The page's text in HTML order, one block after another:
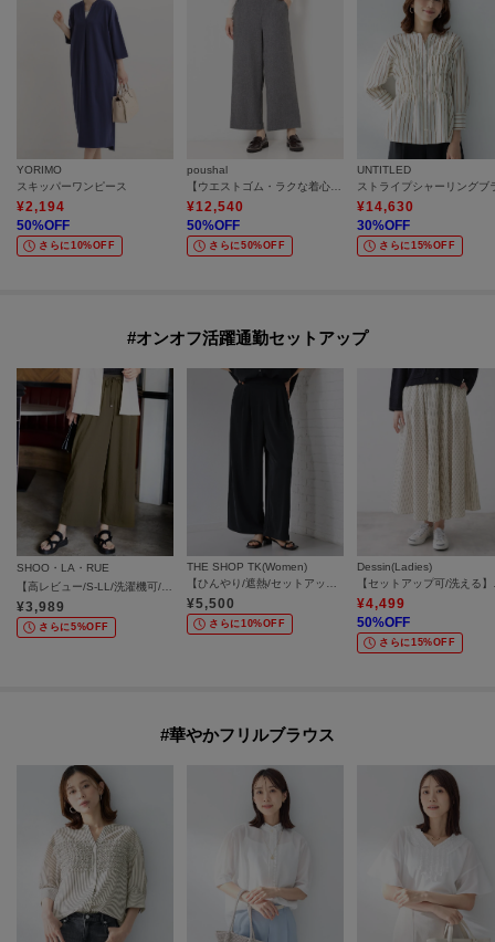
YORIMO
スキッパーワンピース
¥2,194
50%OFF
さらに10%OFF
poushal
¥12,540
50%OFF
さらに50%OFF
UNTITLED
¥14,630
30%OFF
さらに15%OFF
#オンオフ活躍通勤セットアップ
SHOO・LA・RUE
【高レビュー/S-LL/洗濯機可/セットアップ可】着丈選べる 軽凛(かろりん) ひんやりフラップイージーパンツ
¥3,989
さらに5%OFF
THE SHOP TK(Women)
【ひんやり/遮熱/セットアップ可】 やみつきになる とろみワイドパンツ
¥5,500
さらに10%OFF
Dessin(Ladies)
【セ
¥4,499
50%OFF
さらに15%OFF
#華やかフリルブラウス